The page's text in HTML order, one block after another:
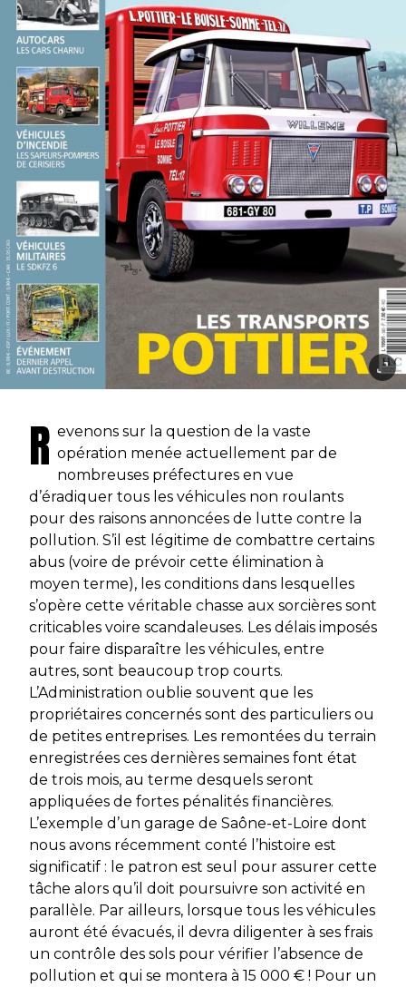
R evenons sur la question de la vaste
opération menée actuellement par de
nombreuses préfectures en vue
d’éradiquer tous les véhicules non roulants
pour des raisons annoncées de lutte contre la
pollution. S’il est légitime de combattre certains
abus (voire de prévoir cette élimination à
moyen terme), les conditions dans lesquelles
s’opère cette véritable chasse aux sorcières sont
criticables voire scandaleuses. Les délais imposés
pour faire disparaître les véhicules, entre
autres, sont beaucoup trop courts.
L’Administration oublie souvent que les
propriétaires concernés sont des particuliers ou
de petites entreprises. Les remontées du terrain
enregistrées ces dernières semaines font état
de trois mois, au terme desquels seront
appliquées de fortes pénalités financières.
L’exemple d’un garage de Saône-et-Loire dont
nous avons récemment conté l’histoire est
significatif : le patron est seul pour assurer cette
tâche alors qu’il doit poursuivre son activité en
parallèle. Par ailleurs, lorsque tous les véhicules
auront été évacués, il devra diligenter à ses frais
un contrôle des sols pour vérifier l’absence de
pollution et qui se montera à 15 000 € ! Pour un